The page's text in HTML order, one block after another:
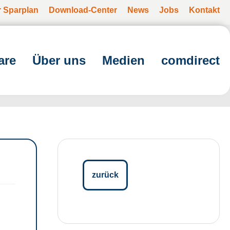
Sparplan Download-Center News Jobs Kontakt
Über uns Medien comdirect
zurück